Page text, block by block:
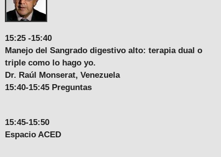
15:25 -15:40
Manejo del Sangrado digestivo alto: terapia dual o
triple como lo hago yo.
Dr. Raúl Monserat, Venezuela
15:40-15:45 Preguntas
15:45-15:50
Espacio ACED